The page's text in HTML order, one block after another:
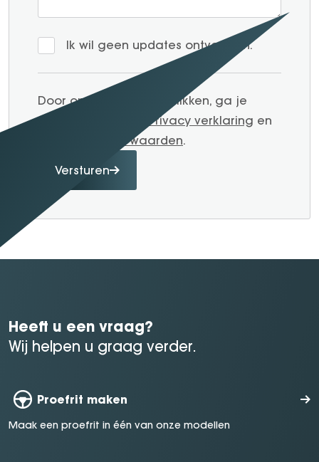
Ik wil geen updates ontvangen.
Door op verzenden te klikken, ga je
akkoord met onze
Privacy verklaring en
Algemene voorwaarden.
Versturen
Heeft u een vraag?
Wij helpen u graag verder.
Proefrit maken
Maak een proefrit in één van onze modellen